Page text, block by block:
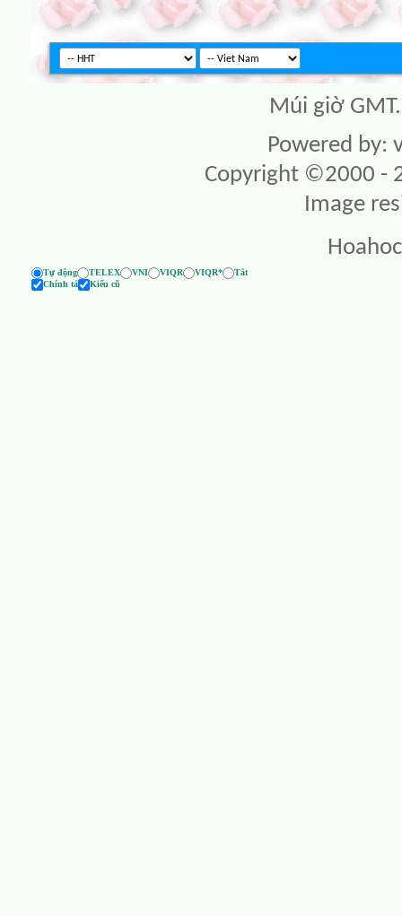
Múi giờ
Powered by:
Copyright ©2000 -
Image
Tự động TELEX VNI VIQR VIQR*
Tắt
Chính tả
Kiểu cũ